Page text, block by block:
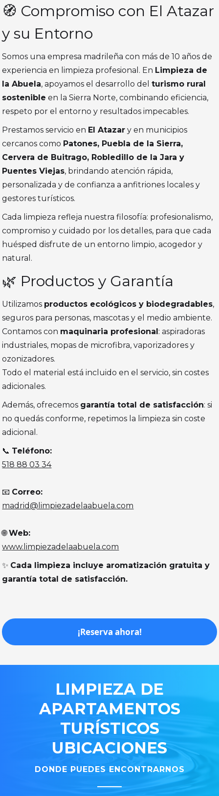
🧭 Compromiso con El Atazar
y su Entorno
Somos una empresa madrileña con más de 10 años de
experiencia en limpieza profesional. En Limpieza de
la Abuela, apoyamos el desarrollo delturismo rural
sostenible en la Sierra Norte, combinando eficiencia,
respeto por el entorno y resultados impecables.
Prestamos servicio en El Atazar y en municipios
cercanos como Patones, Puebla de la Sierra,
Cervera de Buitrago, Robledillo de la Jara y
Puentes Viejas, brindando atención rápida,
personalizada y de confianza a anfitriones locales y
gestores turísticos.
Cada limpieza refleja nuestra filosofía: profesionalismo,
compromiso y cuidado por los detalles, para que cada
huésped disfrute de un entorno limpio, acogedor y
natural.
🌿 Productos y Garantía
Utilizamos productos ecológicos y biodegradables,
seguros para personas, mascotas y el medio ambiente.
Contamos con maquinaria profesional : aspiradoras
industriales, mopas de microfibra, vaporizadores y
ozonizadores.
Todo el material está incluido en el servicio, sin costes
adicionales.
Además, ofrecemos garantía total de satisfacción: si
no quedás conforme, repetimos la limpieza sin coste
adicional.
📞 Teléfono:
518 88 03 34
📧 Correo:
madrid@limpiezadelaabuela.com
🌐Web:
www.limpiezadelaabuela.com
✨ Cada limpieza incluye aromatización gratuita y
garantía total de satisfacción.
¡Reserva ahora!
LIMPIEZA DE
APARTAMENTOS
TURÍSTICOS
UBICACIONES
DONDE PUEDES ENCONTRARNOS